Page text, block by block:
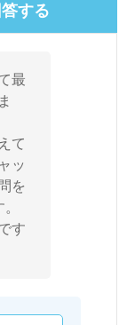
答する
最
て
ッ
を
す